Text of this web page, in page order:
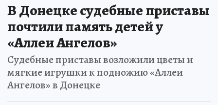
В Донецке судебные приставы
почтили память детей у
«Аллеи Ангелов»
Судебные приставы возложили цветы и
мягкие игрушки к подножию «Аллеи
Ангелов» в Донецке